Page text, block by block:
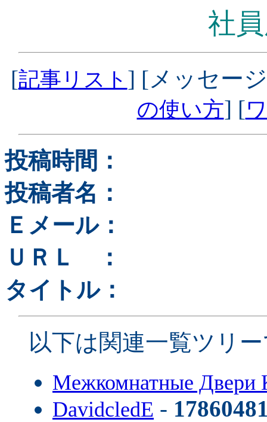
社
[記事リスト ] [メッセー
の使い方] [
投稿時間：
投稿者名：
Ｅメール：
ＵＲＬ ：
タイトル：
以下は関連一覧ツリ
Межкомнатные Двери
DavidcledE -